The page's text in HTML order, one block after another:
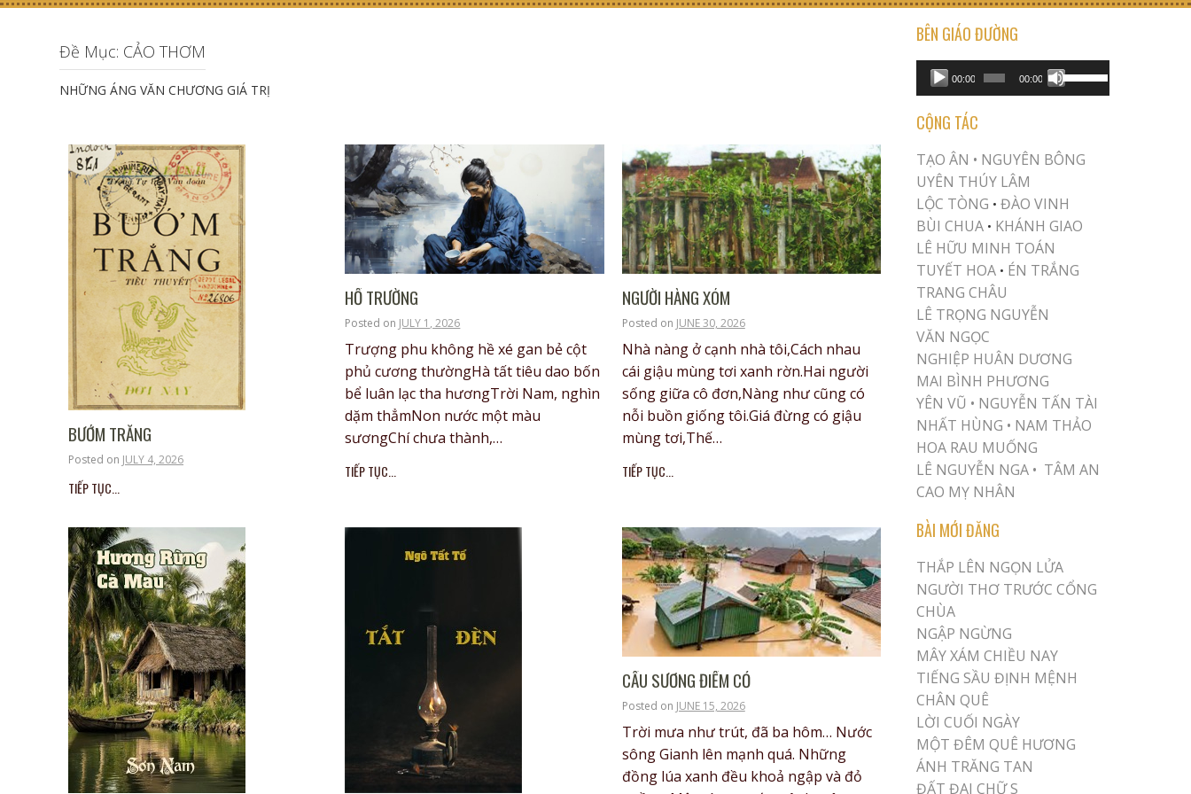
Đề Mục: CẢO THƠM
NHỮNG ÁNG VĂN CHƯƠNG GIÁ TRỊ
BƯỚM TRẮNG
Posted on JULY 4, 2026
TIẾP TỤC...
HỒ TRƯỜNG
Posted on JULY 1, 2026
Trượng phu không hề xé gan bẻ cột
phủ cương thườngHà tất tiêu dao bốn
bể luân lạc tha hươngTrời Nam, nghìn
dặm thẳmNon nước một màu
sươngChí chưa thành,…
TIẾP TỤC...
NGƯỜI HÀNG XÓM
Posted on JUNE 30, 2026
Nhà nàng ở cạnh nhà tôi,Cách nhau
cái giậu mùng tơi xanh rờn.Hai người
sống giữa cô đơn,Nàng như cũng có
nỗi buồn giống tôi.Giá đừng có giậu
mùng tơi,Thế…
TIẾP TỤC...
CẦU SƯƠNG ĐIẾM CỎ
Posted on JUNE 15, 2026
Trời mưa như trút, đã ba hôm… Nước
sông Gianh lên mạnh quá. Những
đồng lúa xanh đều khoả ngập và đỏ
BÊN GIÁO ĐƯỜNG
Audio
Player
00:00 00:00
USE UP/DOWN ARROW KEYS TO INCREASE OR DECREASE VOLUME.
CỘNG TÁC
TẠO ÂN • NGUYÊN BÔNG
UYÊN THÚY LÂM
LỘC TÒNG •ĐÀO VINH
BÙI CHUA • KHÁNH GIAO
LÊ HỮU MINH TOÁN
TUYẾT HOA • ÉN TRẮNG
TRANG CHÂU
LÊ TRỌNG NGUYỄN
VĂN NGỌC
NGHIỆP HUÂN DƯƠNG
MAI BÌNH PHƯƠNG
YÊN VŨ • NGUYỄN TẤN TÀI
NHẤT HÙNG • NAM THẢO
HOA RAU MUỐNG
LÊ NGUYỄN NGA • TÂM AN
CAO MỴ NHÂN
BÀI MỚI ĐĂNG
THẮP LÊN NGỌN LỬA
NGƯỜI THƠ TRƯỚC CỔNG
CHÙA
NGẬP NGỪNG
MÂY XÁM CHIỀU NAY
TIẾNG SẦU ĐỊNH MỆNH
CHÂN QUÊ
LỜI CUỐI NGÀY
MỘT ĐÊM QUÊ HƯƠNG
ÁNH TRĂNG TAN
ĐẤT ĐAI CHỮ S